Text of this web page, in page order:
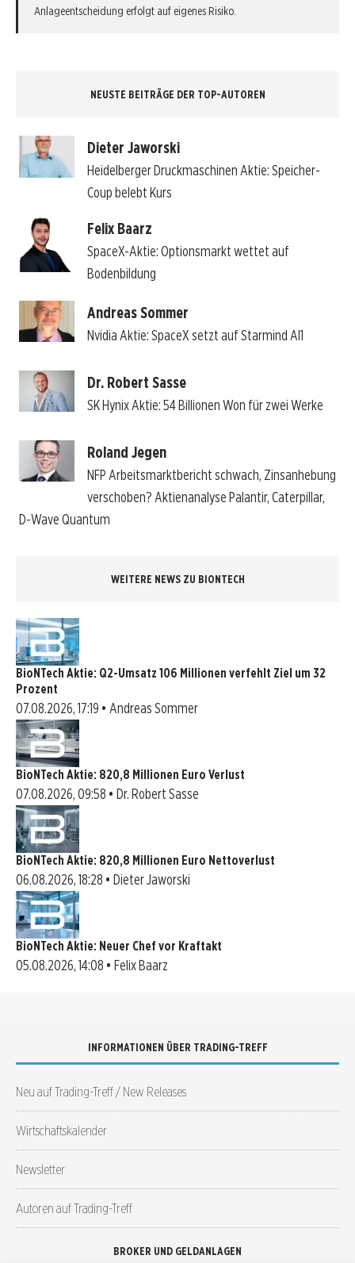
Anlageentscheidung erfolgt auf eigenes Risiko.
NEUSTE BEITRÄGE DER TOP-AUTOREN
Dieter Jaworski
Heidelberger Druckmaschinen Aktie: Speicher-
Coup belebt Kurs
Felix Baarz
SpaceX-Aktie: Optionsmarkt wettet auf
Bodenbildung
Andreas Sommer
Nvidia Aktie: SpaceX setzt auf Starmind AI1
Dr. Robert Sasse
SK Hynix Aktie: 54 Billionen Won für zwei Werke
Roland Jegen
NFP Arbeitsmarktbericht schwach, Zinsanhebung
verschoben? Aktienanalyse Palantir, Caterpillar,
D-Wave Quantum
WEITERE NEWS ZU BIONTECH
BioNTech Aktie: Q2-Umsatz 106 Millionen verfehlt Ziel um 32
Prozent
07.08.2026, 17:19 • Andreas Sommer
BioNTech Aktie: 820,8 Millionen Euro Verlust
07.08.2026, 09:58 • Dr. Robert Sasse
BioNTech Aktie: 820,8 Millionen Euro Nettoverlust
06.08.2026, 18:28 • Dieter Jaworski
BioNTech Aktie: Neuer Chef vor Kraftakt
05.08.2026, 14:08 • Felix Baarz
INFORMATIONEN ÜBER TRADING-TREFF
Neu auf Trading-Treff / New Releases
Wirtschaftskalender
Newsletter
Autoren auf Trading-Treff
BROKER UND GELDANLAGEN